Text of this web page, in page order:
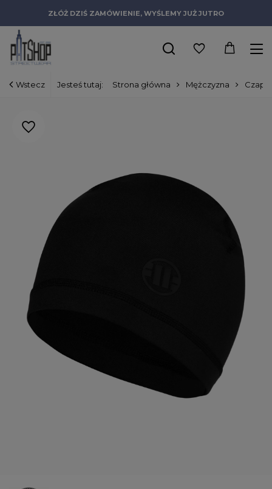
ZŁÓŻ DZIŚ ZAMÓWIENIE, WYŚLEMY JUŻ JUTRO
Wstecz Jesteś tutaj: Strona główna Mężczyzna Czapki